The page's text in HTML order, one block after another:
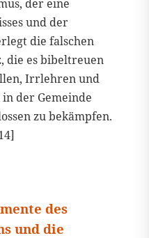
der eine
und der
die falschen
die es bibeltreuen
Irrlehren und
der Gemeinde
zu bekämpfen.
des
und die